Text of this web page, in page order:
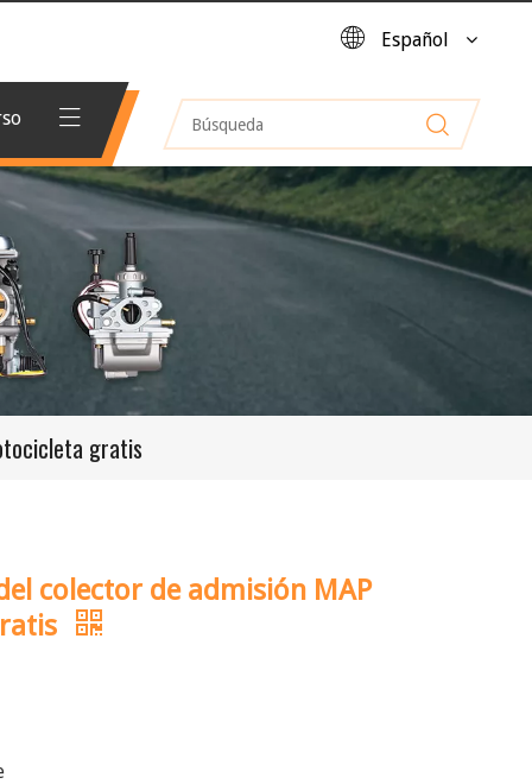
Español
gratis
colector de admisión MAP